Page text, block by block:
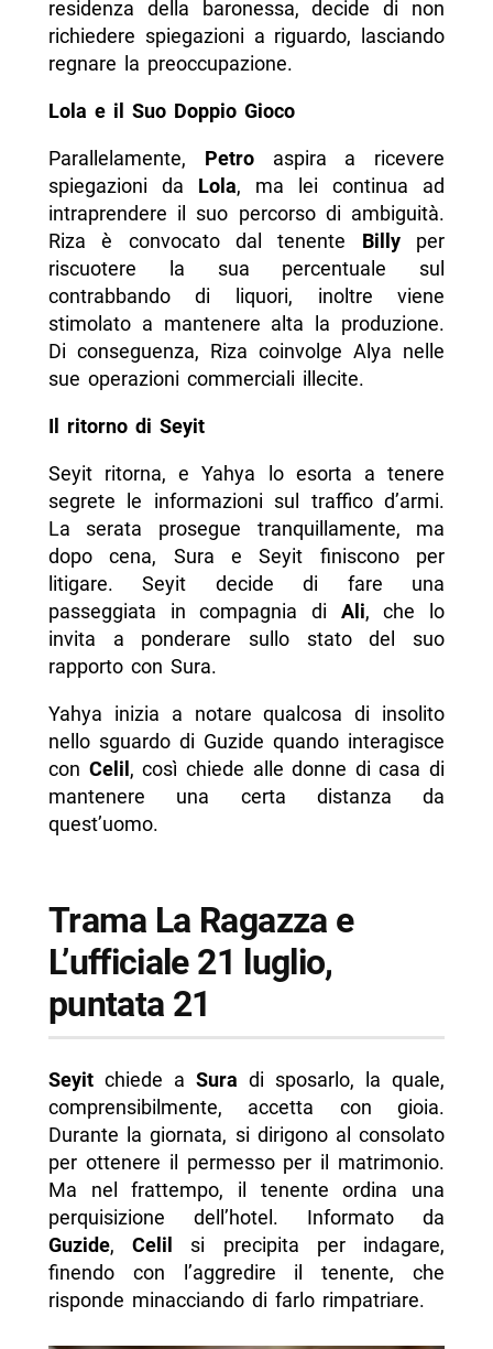
residenza della baronessa, decide di non
richiedere spiegazioni a riguardo, lasciando
regnare la preoccupazione.
Lola e il Suo Doppio Gioco
Parallelamente, Petroaspira a ricevere
spiegazioni da Lola, ma lei continua ad
intraprendere il suo percorso di ambiguità.
Riza è convocato dal tenente Billyper
riscuotere la sua percentuale sul
contrabbando di liquori, inoltre viene
stimolato a mantenere alta la produzione.
Di conseguenza, Riza coinvolge Alya nelle
sue operazioni commerciali illecite.
Il ritorno di Seyit
Seyit ritorna, e Yahya lo esorta a tenere
segrete le informazioni sul traffico d’armi.
La serata prosegue tranquillamente, ma
dopo cena, Sura e Seyit finiscono per
litigare. Seyit decide di fare una
passeggiata in compagnia di Ali, che lo
invita a ponderare sullo stato del suo
rapporto con Sura.
Yahya inizia a notare qualcosa di insolito
nello sguardo di Guzide quando interagisce
con Celil , così chiede alle donne di casa di
mantenere una certa distanza da
quest’uomo.
Trama La Ragazza e
L’ufficiale 21 luglio,
puntata 21
Seyitchiede a Sura di sposarlo, la quale,
comprensibilmente, accetta con gioia.
Durante la giornata, si dirigono al consolato
per ottenere il permesso per il matrimonio.
Ma nel frattempo, il tenente ordina una
perquisizione dell’hotel. Informato da
Guzide,Celil
si precipita per indagare,
finendo con l’aggredire il tenente, che
risponde minacciando di farlo rimpatriare.